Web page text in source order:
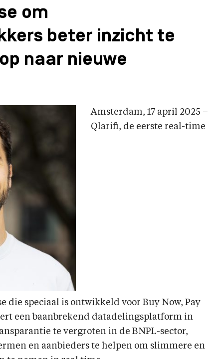
om
beter inzicht te
naar nieuwe
Amsterdam, 17 april 2025 –
Qlarifi, de eerste real-time
die speciaal is ontwikkeld voor Buy Now, Pay
een baanbrekend datadelingsplatform in
te vergroten in de BNPL-sector,
en aanbieders te helpen om slimmere en